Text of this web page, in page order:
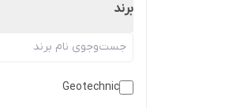
برند
Geotechnic